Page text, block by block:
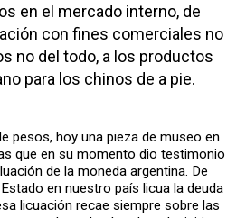
en el mercado interno, de
con fines comerciales no
no del todo, a los productos
para los chinos de a pie.
pesos, hoy una pieza de museo en
que en su momento dio testimonio
de la moneda argentina. De
en nuestro país licua la deuda
licuación recae siempre sobre las